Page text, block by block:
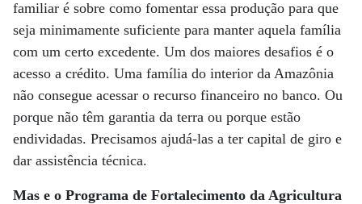
familiar é sobre como fomentar essa produção para que
seja minimamente suficiente para manter aquela família
com um certo excedente. Um dos maiores desafios é o
acesso a crédito. Uma família do interior da Amazônia
não consegue acessar o recurso financeiro no banco. Ou
porque não têm garantia da terra ou porque estão
endividadas. Precisamos ajudá-las a ter capital de giro e
dar assistência técnica.
Mas e o Programa de Fortalecimento da Agricultura